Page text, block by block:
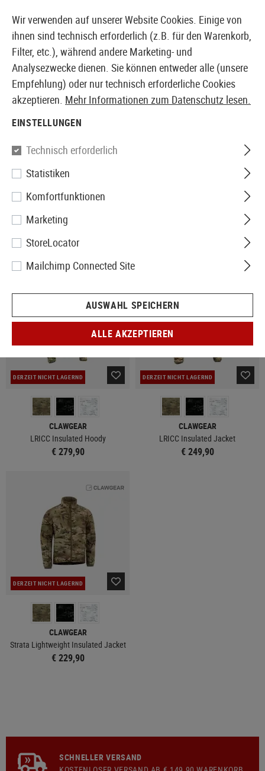
EUROPÄISCHER AIRSOFT SHOP & GROßHÄNDLER
ISOLATIONSJACKEN
3 Produkte
DERZEIT NICHT LAGERND
CLAWGEAR
LRICC Insulated Hoody
€ 279,90
DERZEIT NICHT LAGERND
CLAWGEAR
LRICC Insulated Jacket
€ 249,90
DERZEIT NICHT LAGERND
CLAWGEAR
Strata Lightweight Insulated Jacket
€ 229,90
SCHNELLER VERSAND
Wir verwenden auf unserer Website Cookies. Einige von
ihnen sind technisch erforderlich (z.B. für den Warenkorb,
Filter, etc.), während andere Marketing- und
Analysezwecke dienen. Sie können entweder alle (unsere
Empfehlung) oder nur technisch erforderliche Cookies
akzeptieren. Mehr Informationen zum Datenschutz lesen.
EINSTELLUNGEN
Technisch erforderlich
Statistiken
Komfortfunktionen
Marketing
StoreLocator
Mailchimp Connected Site
AUSWAHL SPEICHERN
ALLE AKZEPTIEREN